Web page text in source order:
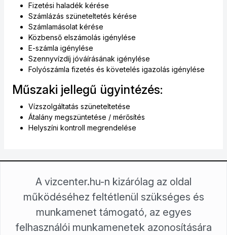
Fizetési haladék kérése
Számlázás szüneteltetés kérése
Számlamásolat kérése
Közbenső elszámolás igénylése
E-számla igénylése
Szennyvízdíj jóváírásának igénylése
Folyószámla fizetés és követelés igazolás igénylése
Műszaki jellegű ügyintézés:
Vízszolgáltatás szüneteltetése
Átalány megszüntetése / mérősítés
Helyszíni kontroll megrendelése
Északdunántúli Vízmű Zrt.
2800 Tatabánya, Sárberek 100.
+36/34 815-411
ugyfelkapcsolat@edv.hu
A vizcenter.hu-n kizárólag az oldal
működéséhez feltétlenül szükséges és
munkamenet támogató, az egyes
felhasználói munkamenetek azonosítására